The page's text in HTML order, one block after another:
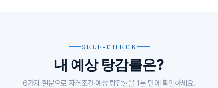
SELF-CHECK
내 예상 탕감률은?
6가지 질문으로 자격조건·예상 탕감률을 1분 만에 확인하세요.